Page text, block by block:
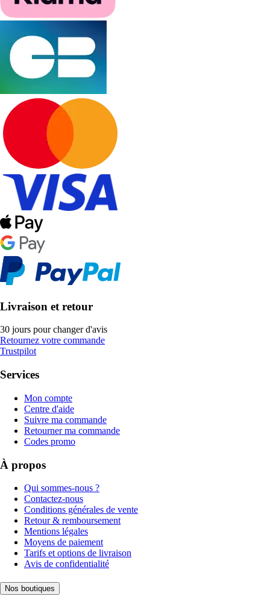
Livraison et retour
30 jours pour changer d'avis
Retournez votre commande
Trustpilot
Services
Mon compte
Centre d'aide
Suivre ma commande
Retourner ma commande
Codes promo
À propos
Qui sommes-nous ?
Contactez-nous
Conditions générales de vente
Retour & remboursement
Mentions légales
Moyens de paiement
Tarifs et options de livraison
Avis de confidentialité
Nos boutiques